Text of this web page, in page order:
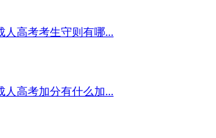
人高考考生守则有哪...
人高考加分有什么加...